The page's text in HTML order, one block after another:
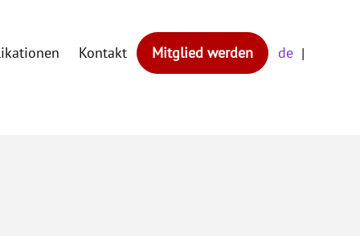
Kontakt Mitglied werden
de